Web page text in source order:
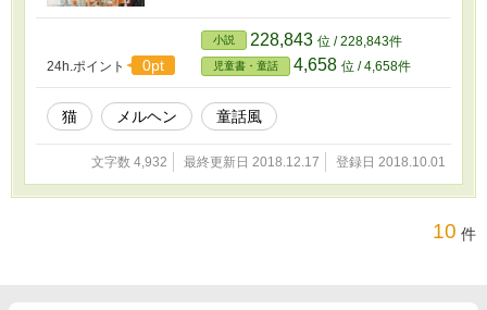
24h.ポイント 0pt
小説 228,843 位 / 228,843件
児童書・童話 4,658 位 / 4,658件
猫 メルヘン 童話風
文字数 4,932 最終更新日 2018.12.17 登録日 2018.10.01
10 件